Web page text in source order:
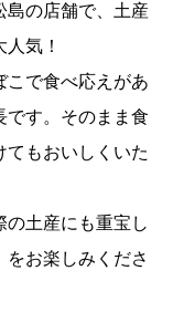
島の店舗で、土産
気！
こで食べ応えがあ
です。そのまま食
てもおいしくいた
の土産にも重宝し
をお楽しみくださ